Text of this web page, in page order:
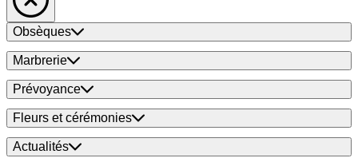
Obsèques
Marbrerie
Prévoyance
Fleurs et cérémonies
Actualités